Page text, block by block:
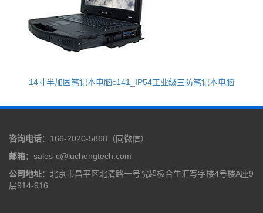
14寸半加固笔记本电脑c141_IP54工业级三防笔记本电脑
咨询电话：166-2020-5868（同微信）
邮箱：sales-c@luchengtech.com
公司地址：北京市昌平区北清路一号院超极合生汇写字楼4号楼A座9
层914-916